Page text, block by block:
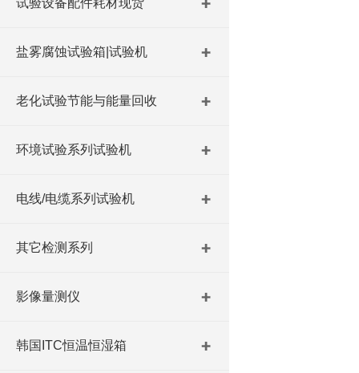
试验设备配件耗材现货
盐雾腐蚀试验箱|试验机
老化试验节能与能量回收
环境试验系列试验机
电线/电缆系列试验机
其它检测系列
影像量测仪
韩国ITC恒温恒湿箱